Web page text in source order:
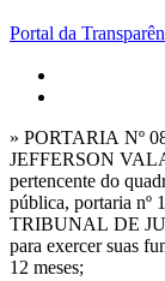
Portal da
» PORTARIA Nº
JEFFERSON
pertencente do
pública, portaria nº
TRIBUNAL DE
para exercer suas
12 meses;